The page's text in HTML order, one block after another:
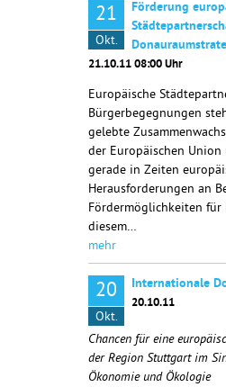
21
Okt.
Förderung
21.10.11 08:00 Uhr
Europäische
Bürgerbegegnungen
gelebte
der Europäischen
gerade in Zeiten
Herausforderungen an
Fördermöglichkeiten für
diesem…
mehr
20
Okt.
Internationale
20.10.11
Chancen für eine
der Region Stuttgart im
Ökonomie und Ökologie